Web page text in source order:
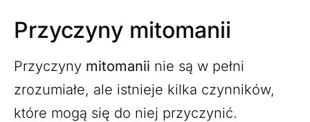
Przyczyny mitomanii
Przyczyny mitomanii nie są w pełni
zrozumiałe, ale istnieje kilka czynników,
które mogą się do niej przyczynić.